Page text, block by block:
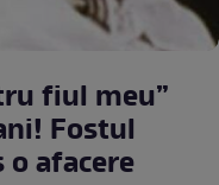
fiul meu”
Fostul
afacere